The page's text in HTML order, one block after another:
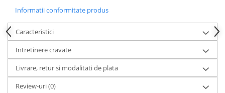
Informatii conformitate produs
Caracteristici
Intretinere cravate
Livrare, retur si modalitati de plata
Review-uri(0)